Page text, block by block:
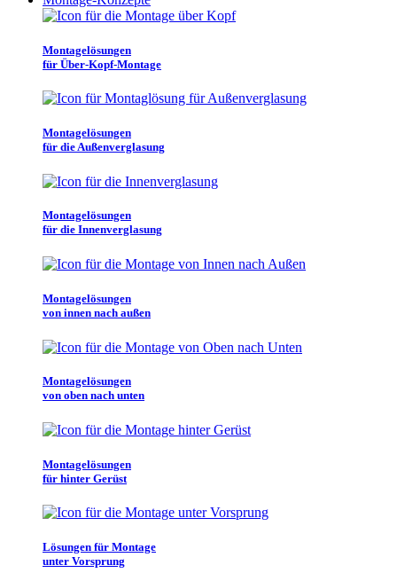
Montagelösungen
für Über-Kopf-Montage
Montagelösungen
für die Außenverglasung
Montagelösungen
für die Innenverglasung
Montagelösungen
von innen nach außen
Montagelösungen
von oben nach unten
Montagelösungen
für hinter Gerüst
Lösungen für Montage
unter Vorsprung